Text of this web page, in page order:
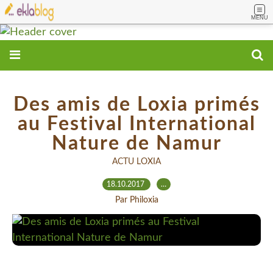
MENU
Des amis de Loxia primés
au Festival International
Nature de Namur
ACTU LOXIA
18.10.2017 …
Par Philoxia